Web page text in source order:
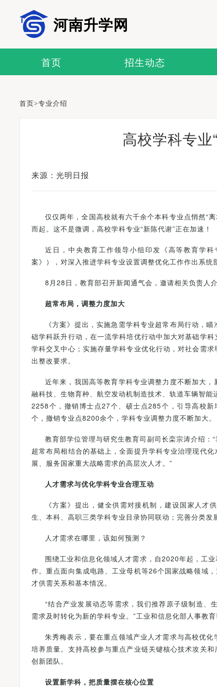
河南升学网
首页 招生动态
首页>专业介绍
高校学科专业
来源：光明日报
仅仅两年，全国高校就有六千余个本科专业点悄然“
而起。这不是微调，高校学科专业“新陈代谢”正在加速！
近日，中央教育工作领导小组印发《高等教育学
案》），对深入推进学科专业设置调整优化工作作出系
8月28日，教育部召开新闻通气会，邀请相关负责人
超常布局，调整力度加大
《方案》提出，实施急需学科专业超常布局行动，
础学科跃升行动，在一流学科培优行动中加大对基础学
学科交叉中心；实施存量学科专业优化行动，对社会需
出整改要求。
近年来，我国高等教育学科专业调整力度不断加大
融科技、生物育种、航空发动机制造技术、轨道车辆智
2258个，撤销博士点27个、硕士点285个，引导高校
个，撤销专业点8200余个，学科专业调整力度不断加大。
教育部学位管理与研究生教育司副司长栾宗涛介绍
超常布局相结合的基础上，全面提升学科专业治理现代
展、服务国家重大战略需求的高层次人才。”
人才需求与优化学科专业合理互动
《方案》提出，健全供需对接机制，建设国家人
生、本科、高职三类学科专业目录协同联动；完善分类
人才需求在哪里，该如何预测？
围绕工业和信息化领域人才需求，自2020年起，工
作。重点面向集成电路、工业母机等26个国家战略领域
才供需关系和基本情况。
“结合产业发展动态等需求，我们推荐原子级制造
需求及时转化为新的学科专业。”工业和信息化部人事教
朱秀梅表示，要在重点领域产业人才需求与高校优
培养质量。支持高校参与重点产业链关键核心技术攻关
创新团队。
设置新学科，把质量摆在核心位置
为考生办实事——河南省2024年全国普通高校招生志愿填报咨询会圆满举行